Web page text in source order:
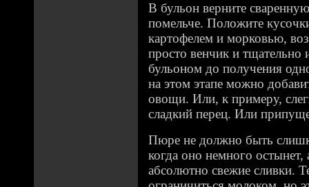
В бульон верните
помельче. Положите
картофелем и морковью,
просто венчик и тщательно
бульоном до получения
на этом этапе можно
овощи. Или, к примеру,
сладкий перец. Или
Пюре не должно быть
когда оно немного остынет,
абсолютно свежие сливки.